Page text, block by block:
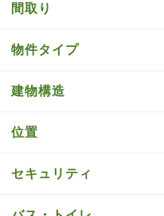
間取り
物件タイプ
建物構造
位置
セキュリティ